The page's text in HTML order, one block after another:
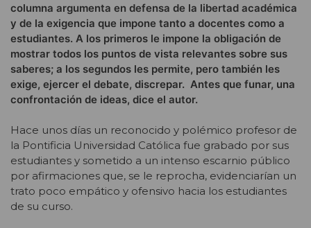
columna argumenta en defensa de la libertad académica
y de la exigencia que impone tanto a docentes como a
estudiantes. A los primeros le impone la obligación de
mostrar todos los puntos de vista relevantes sobre sus
saberes; a los segundos les permite, pero también les
exige, ejercer el debate, discrepar. Antes que funar, una
confrontación de ideas, dice el autor.
Hace unos días un reconocido y polémico profesor de
la Pontificia Universidad Católica fue grabado por sus
estudiantes y sometido a un intenso escarnio público
por afirmaciones que, se le reprocha, evidenciarían un
trato poco empático y ofensivo hacia los estudiantes
de su curso.